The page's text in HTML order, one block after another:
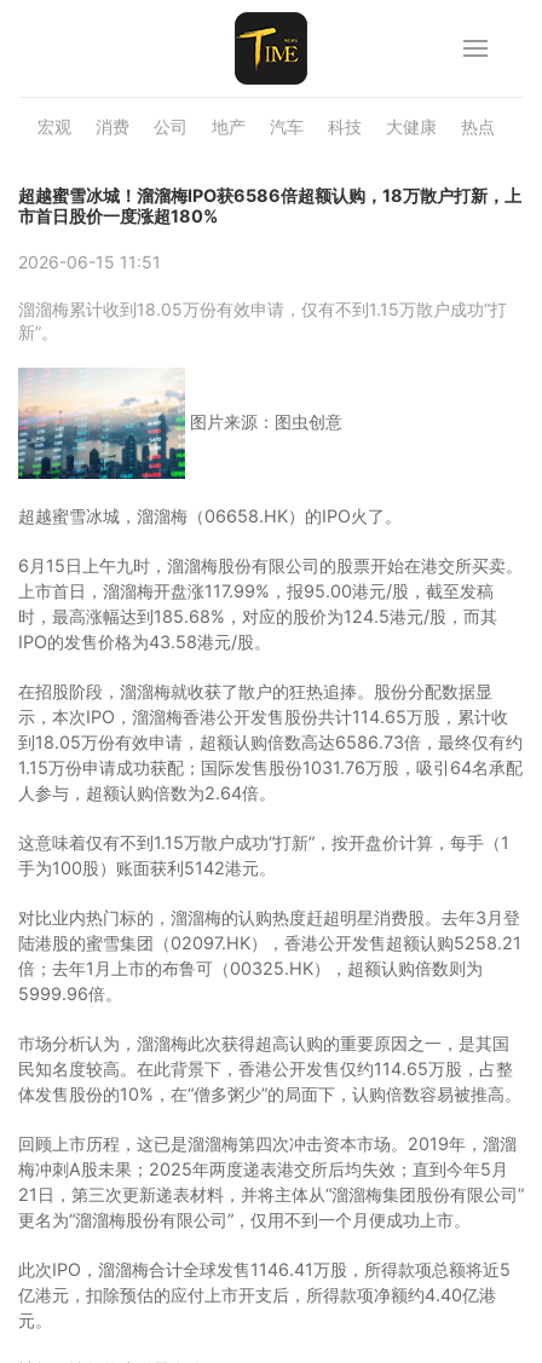
宏观 消费 公司 地产 汽车 科技 大健康 热点
超越蜜雪冰城！溜溜梅IPO获6586倍超额认购，18万散户打新，上
市首日股价一度涨超180%
2026-06-15 11:51
溜溜梅累计收到18.05万份有效申请，仅有不到1.15万散户成功“打
新”。
图片来源：图虫创意
超越蜜雪冰城，溜溜梅（06658.HK）的IPO火了。
6月15日上午九时，溜溜梅股份有限公司的股票开始在港交所买卖。
上市首日，溜溜梅开盘涨117.99%，报95.00港元/股，截至发稿
时，最高涨幅达到185.68%，对应的股价为124.5港元/股，而其
IPO的发售价格为43.58港元/股。
在招股阶段，溜溜梅就收获了散户的狂热追捧。股份分配数据显
示，本次IPO，溜溜梅香港公开发售股份共计114.65万股，累计收
到18.05万份有效申请，超额认购倍数高达6586.73倍，最终仅有约
1.15万份申请成功获配；国际发售股份1031.76万股，吸引64名承配
人参与，超额认购倍数为2.64倍。
这意味着仅有不到1.15万散户成功“打新”，按开盘价计算，每手（1
手为100股）账面获利5142港元。
对比业内热门标的，溜溜梅的认购热度赶超明星消费股。去年3月登
陆港股的蜜雪集团（02097.HK），香港公开发售超额认购5258.21
倍；去年1月上市的布鲁可（00325.HK），超额认购倍数则为
5999.96倍。
市场分析认为，溜溜梅此次获得超高认购的重要原因之一，是其国
民知名度较高。在此背景下，香港公开发售仅约114.65万股，占整
体发售股份的10%，在“僧多粥少”的局面下，认购倍数容易被推高。
回顾上市历程，这已是溜溜梅第四次冲击资本市场。2019年，溜溜
梅冲刺A股未果；2025年两度递表港交所后均失效；直到今年5月
21日，第三次更新递表材料，并将主体从“溜溜梅集团股份有限公司”
更名为“溜溜梅股份有限公司”，仅用不到一个月便成功上市。
此次IPO，溜溜梅合计全球发售1146.41万股，所得款项总额将近5
亿港元，扣除预估的应付上市开支后，所得款项净额约4.40亿港
元。